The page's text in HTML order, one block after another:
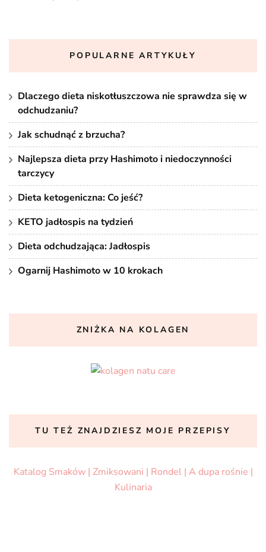
POPULARNE ARTYKUŁY
Dlaczego dieta niskotłuszczowa nie sprawdza się w
odchudzaniu?
Jak schudnąć z brzucha?
Najlepsza dieta przy Hashimoto i niedoczynności
tarczycy
Dieta ketogeniczna: Co jeść?
KETO jadłospis na tydzień
Dieta odchudzająca: Jadłospis
Ogarnij Hashimoto w 10 krokach
ZNIŻKA NA KOLAGEN
TU TEŻ ZNAJDZIESZ MOJE PRZEPISY
Katalog Smaków | Zmiksowani | Rondel | A dupa rośnie |
Kulinaria